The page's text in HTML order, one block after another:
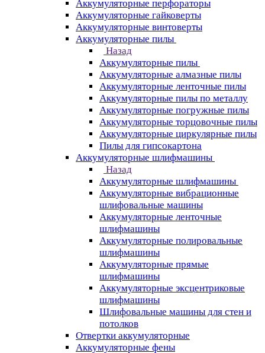
Аккумуляторные перфораторы
Аккумуляторные гайковерты
Аккумуляторные винтоверты
Аккумуляторные пилы
Назад
Аккумуляторные пилы
Аккумуляторные алмазные пилы
Аккумуляторные ленточные пилы
Аккумуляторные пилы по металлу
Аккумуляторные погружные пилы
Аккумуляторные торцовочные пилы
Аккумуляторные циркулярные пилы
Пилы для гипсокартона
Аккумуляторные шлифмашины
Назад
Аккумуляторные шлифмашины
Аккумуляторные вибрационные
шлифовальные машины
Аккумуляторные ленточные
шлифмашины
Аккумуляторные полировальные
шлифмашины
Аккумуляторные прямые
шлифмашины
Аккумуляторные эксцентриковые
шлифмашины
Шлифовальные машины для стен и
потолков
Отвертки аккумуляторные
Аккумуляторные фены